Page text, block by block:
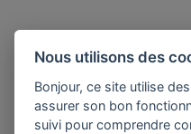
Nous utilisons des
Bonjour, ce site utilise
assurer son bon
suivi pour comprendre